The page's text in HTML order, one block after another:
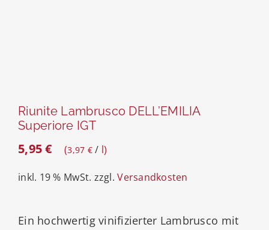
Riunite Lambrusco DELL’EMILIA
Superiore IGT
5,95€ 3,97 € / l
inkl. 19 % MwSt. zzgl.Versandkosten
Ein hochwertig vinifizierter Lambrusco mit